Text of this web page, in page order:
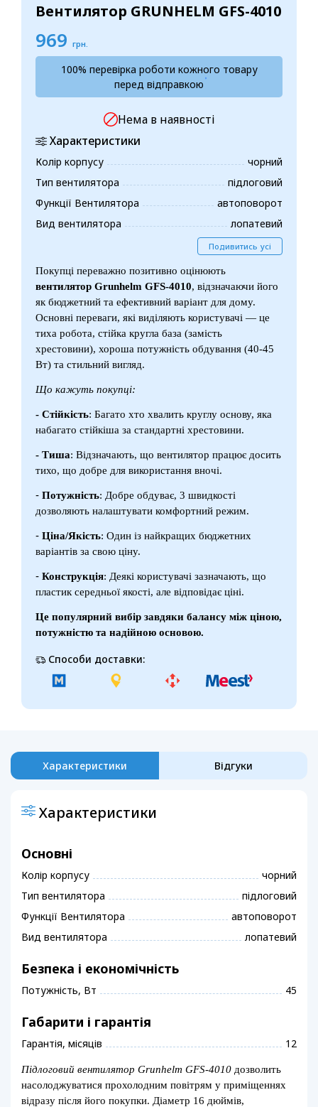
Вентилятор GRUNHELM GFS-4010
969 грн.
100% перевірка роботи кожного товару
перед відправкою
Нема в наявності
Характеристики
Колір корпусу
чорний
Тип вентилятора
підлоговий
Функції Вентилятора
автоповорот
Вид вентилятора
лопатевий
Подивитись усі
Покупці переважно позитивно оцінюють
вентилятор Grunhelm GFS-4010, відзначаючи його
як бюджетний та ефективний варіант для дому.
Основні переваги, які виділяють користувачі — це
тиха робота, стійка кругла база (замість
хрестовини), хороша потужність обдування (40-45
Вт) та стильний вигляд.
Що кажуть покупці:
- Стійкість: Багато хто хвалить круглу основу, яка
набагато стійкіша за стандартні хрестовини.
- Тиша: Відзначають, що вентилятор працює досить
тихо, що добре для використання вночі.
- Потужність: Добре обдуває, 3 швидкості
дозволяють налаштувати комфортний режим.
- Ціна/Якість: Один із найкращих бюджетних
варіантів за свою ціну.
- Конструкція: Деякі користувачі зазначають, що
пластик середньої якості, але відповідає ціні.
Це популярний вибір завдяки балансу між ціною,
потужністю та надійною основою.
Способи доставки:
Характеристики Відгуки
Характеристики
Основні
Колір корпусу
чорний
Тип вентилятора
підлоговий
Функції Вентилятора
автоповорот
Вид вентилятора
лопатевий
Безпека і економічність
Потужність, Вт 45
Габарити і гарантія
Гарантія, місяців 12
Підлоговий вентилятор Grunhelm GFS-4010 дозволить
насолоджуватися прохолодним повітрям у приміщеннях
відразу після його покупки. Діаметр 16 дюймів,